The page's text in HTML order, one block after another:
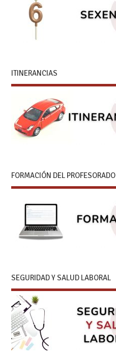
ITINERANCIAS
FORMACIÓN DEL PROFESORADO
SEGURIDAD Y SALUD LABORAL